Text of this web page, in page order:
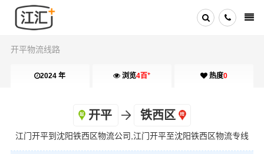
开平物流线路
2024 年 浏览4百+ 热度0
开平 铁西区
江门开平到沈阳铁西区物流公司,江门开平至沈阳铁西区物流专线